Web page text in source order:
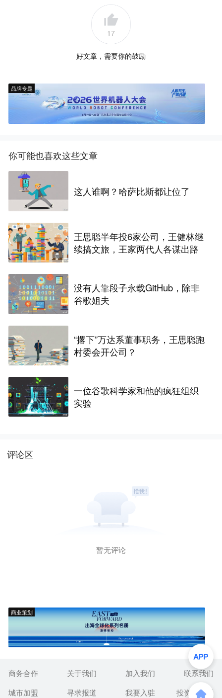
17
好文章，需要你的鼓励
品牌专题
你可能也喜欢这些文章
这人谁啊？哈萨比斯都让位了
王思聪半年投6家公司，王健林继
续搞文旅，王家两代人各谋出路
没有人靠段子永载GitHub，除非
谷歌姐夫
“撂下”万达系董事职务，王思聪跑
村委会开公司？
一位谷歌科学家和他的疯狂组织
实验
评论区
暂无评论
商业策划
商务合作 关于我们 加入我们
联系我们
城市加盟
寻求报道 我要入驻 投资者关系